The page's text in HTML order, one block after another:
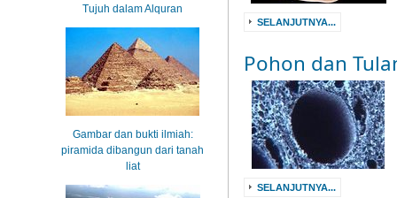
SELANJUTNYA...
Pohon dan
SELANJUTNYA...
Tujuh dalam Alquran
Gambar dan bukti ilmiah:
piramida dibangun dari tanah
liat